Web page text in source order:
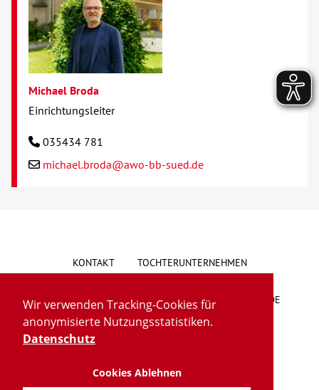
Wir verwenden Tracking-Cookies für
anonymisierte Nutzungsstatistiken.
Datenschutz
Cookies Ablehnen
Michael Broda
Einrichtungsleiter
035434 781
michael.broda@awo-bb-sued.de
KONTAKT TOCHTERUNTERNEHMEN
HINWEISGEBERSYSTEM VORSCHLAG/BESCHWERDE
LIEFERKETTENGESETZ
IMPRESSUM DATENSCHUTZ